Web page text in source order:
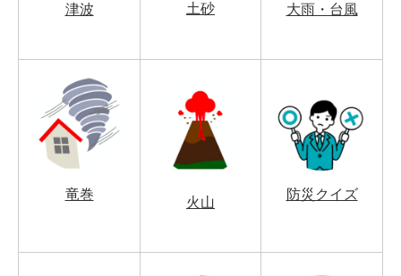
津波 土砂 大雨・台風
竜巻
火山
防災クイズ